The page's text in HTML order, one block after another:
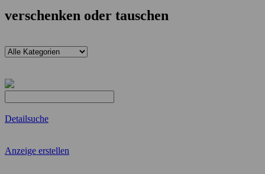
verschenken oder tauschen
Detailsuche
Anzeige erstellen